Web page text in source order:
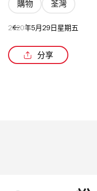
購物 荃灣
2020年5月29日星期五
分享